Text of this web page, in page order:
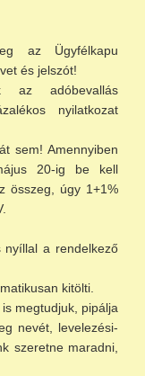
az Ügyfélkapu
és jelszót!
az adóbevallás
nyilatkozat
sem! Amennyiben
20-ig be kell
összeg, úgy 1+1%
nyíllal a rendelkező
kitölti.
megtudjuk, pipálja
nevét, levelezési-
szeretne maradni,